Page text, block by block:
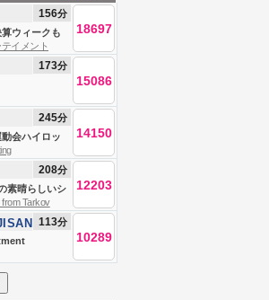
ウィークも
追証やだ！
の行く末
す。機関の
ってくださ
株ライブ生
156分
18697
イメント
173分
15086
会ハイロッ
245分
14150
素晴らしいシ
208分
12203
from Tarkov
EN |
113分
10289